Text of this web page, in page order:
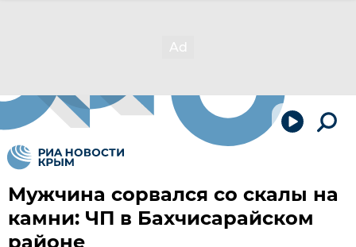
Мужчина сорвался со скалы на
камни: ЧП в Бахчисарайском
районе